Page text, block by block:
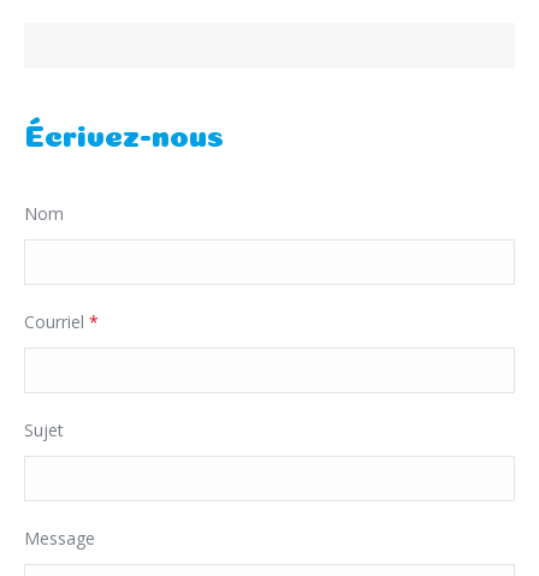
Écrivez-nous
Nom
Courriel *
Sujet
Message